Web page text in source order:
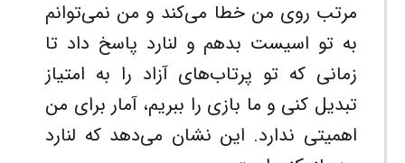
مرتب روی من خطا می‌کند و من نمی‌توانم
به تو اسیست بدهم و لنارد پاسخ داد تا
زمانی که تو پرتاب‌های آزاد را به امتیاز
تبدیل کنی و ما بازی را ببریم، آمار برای من
اهمیتی ندارد. این نشان می‌دهد که لنارد